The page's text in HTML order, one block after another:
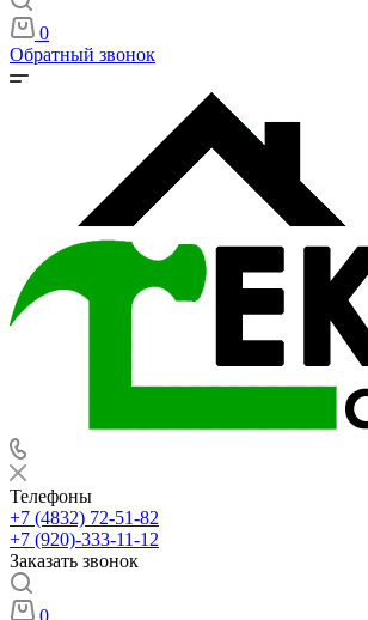
0
Обратный звонок
Телефоны
+7 (4832) 72-51-82
+7 (920)-333-11-12
Заказать звонок
0